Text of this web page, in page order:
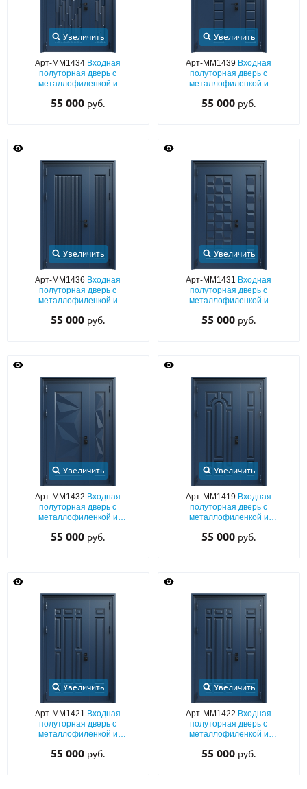
Увеличить
Арт-ММ1434 Входная
полуторная дверь с
металлофиленкой и
55 000 руб.
Увеличить
Арт-ММ1439 Входная
полуторная дверь с
металлофиленкой и
55 000 руб.
Увеличить
Арт-ММ1436 Входная
полуторная дверь с
металлофиленкой и
55 000 руб.
Увеличить
Арт-ММ1431 Входная
полуторная дверь с
металлофиленкой и
55 000 руб.
Увеличить
Арт-ММ1432 Входная
полуторная дверь с
металлофиленкой и
55 000 руб.
Увеличить
Арт-ММ1419 Входная
полуторная дверь с
металлофиленкой и
55 000 руб.
Увеличить
Арт-ММ1421 Входная
полуторная дверь с
металлофиленкой и
55 000 руб.
Увеличить
Арт-ММ1422 Входная
полуторная дверь с
металлофиленкой и
55 000 руб.